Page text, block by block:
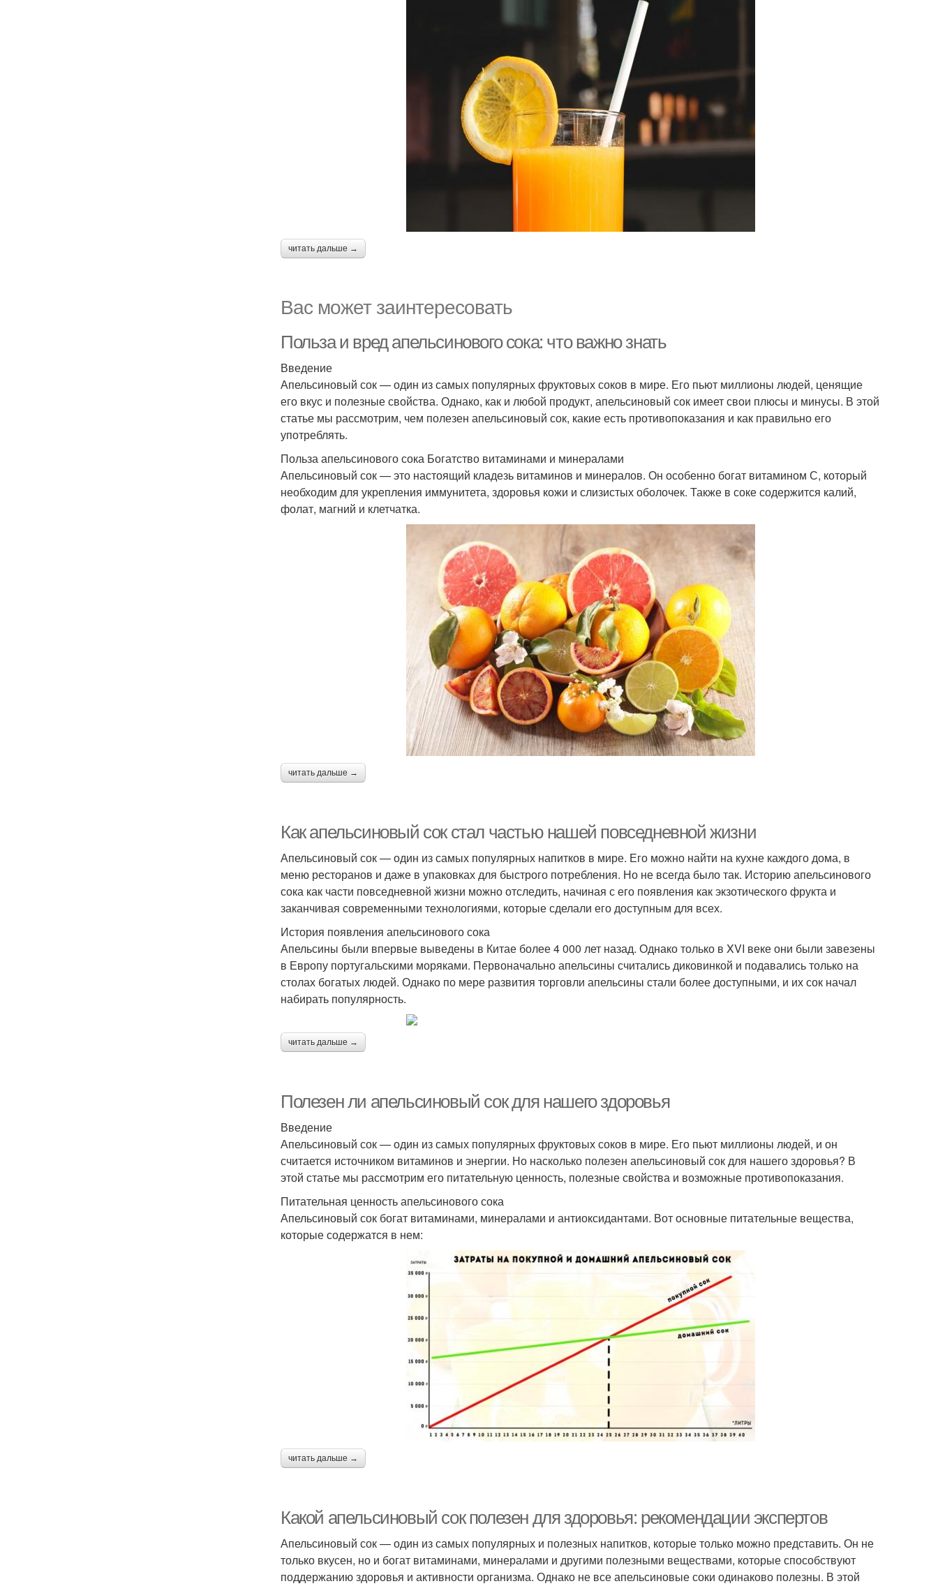
читать дальше →
Вас может заинтересовать
Польза и вред апельсинового сока: что важно знать
Введение
Апельсиновый сок — один из самых популярных фруктовых соков в мире. Его пьют миллионы людей, ценящие
его вкус и полезные свойства. Однако, как и любой продукт, апельсиновый сок имеет свои плюсы и минусы. В этой
статье мы рассмотрим, чем полезен апельсиновый сок, какие есть противопоказания и как правильно его
употреблять.
Польза апельсинового сока Богатство витаминами и минералами
Апельсиновый сок — это настоящий кладезь витаминов и минералов. Он особенно богат витамином С, который
необходим для укрепления иммунитета, здоровья кожи и слизистых оболочек. Также в соке содержится калий,
фолат, магний и клетчатка.
читать дальше →
Как апельсиновый сок стал частью нашей повседневной жизни
Апельсиновый сок — один из самых популярных напитков в мире. Его можно найти на кухне каждого дома, в
меню ресторанов и даже в упаковках для быстрого потребления. Но не всегда было так. Историю апельсинового
сока как части повседневной жизни можно отследить, начиная с его появления как экзотического фрукта и
заканчивая современными технологиями, которые сделали его доступным для всех.
История появления апельсинового сока
Апельсины были впервые выведены в Китае более 4 000 лет назад. Однако только в XVI веке они были завезены
в Европу португальскими моряками. Первоначально апельсины считались диковинкой и подавались только на
столах богатых людей. Однако по мере развития торговли апельсины стали более доступными, и их сок начал
набирать популярность.
читать дальше →
Полезен ли апельсиновый сок для нашего здоровья
Введение
Апельсиновый сок — один из самых популярных фруктовых соков в мире. Его пьют миллионы людей, и он
считается источником витаминов и энергии. Но насколько полезен апельсиновый сок для нашего здоровья? В
этой статье мы рассмотрим его питательную ценность, полезные свойства и возможные противопоказания.
Питательная ценность апельсинового сока
Апельсиновый сок богат витаминами, минералами и антиоксидантами. Вот основные питательные вещества,
которые содержатся в нем:
читать дальше →
Какой апельсиновый сок полезен для здоровья: рекомендации экспертов
Апельсиновый сок — один из самых популярных и полезных напитков, которые только можно представить. Он не
только вкусен, но и богат витаминами, минералами и другими полезными веществами, которые способствуют
поддержанию здоровья и активности организма. Однако не все апельсиновые соки одинаково полезны. В этой